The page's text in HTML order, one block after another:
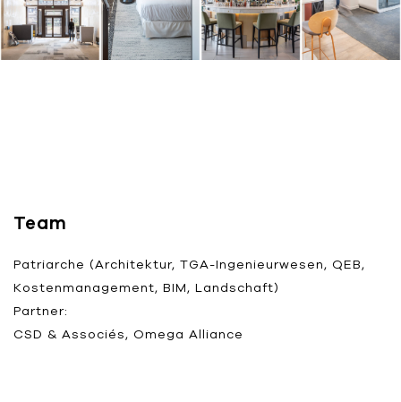
Team
Patriarche (Architektur, TGA-Ingenieurwesen, QEB,
Kostenmanagement, BIM, Landschaft)
Partner:
CSD & Associés, Omega Alliance